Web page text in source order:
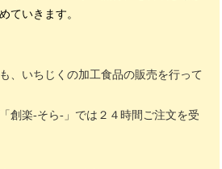
ていきます。
、いちじくの加工食品の販売を行って
創楽-そら-」では２４時間ご注文を受